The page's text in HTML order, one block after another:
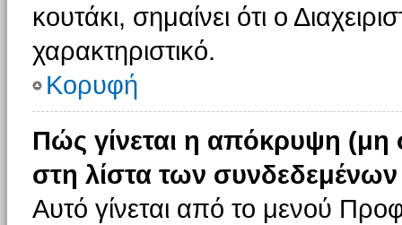
κουτάκι, σημαίνει ότι ο
χαρακτηριστικό.
Κορυφή
Πώς γίνεται η απόκρυψη
στη λίστα των
Αυτό γίνεται από το μενού